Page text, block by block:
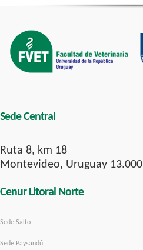
Sede Central
Ruta 8, km 18
Montevideo, Uruguay 13.000
Cenur Litoral Norte
Sede Salto
Sede Paysandú